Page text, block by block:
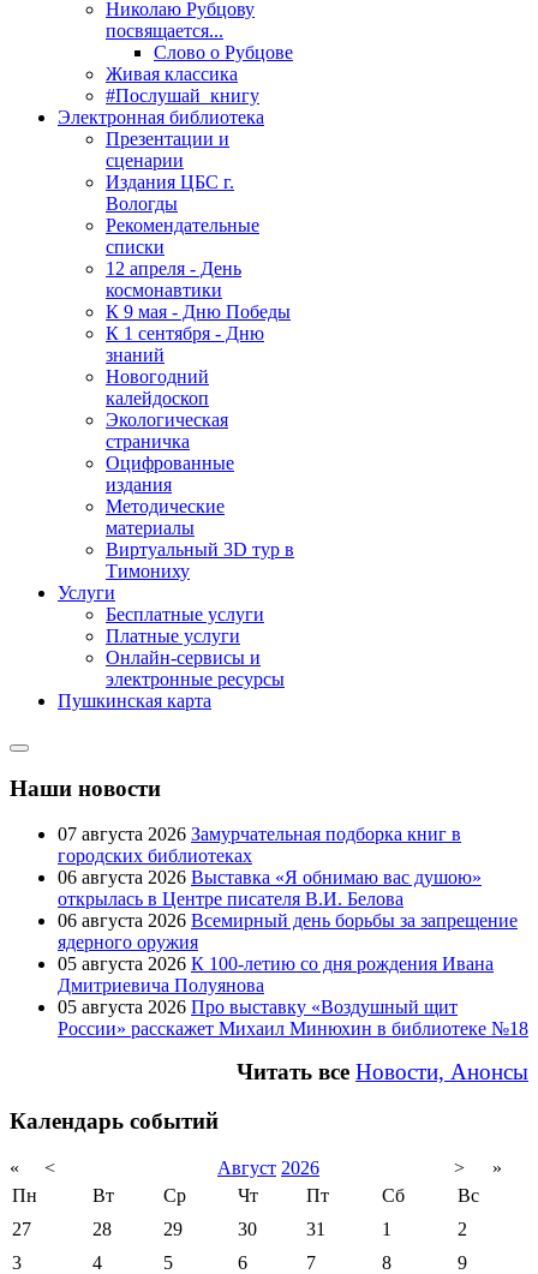
Николаю Рубцову
посвящается...
Слово о Рубцове
Живая классика
#Послушай_книгу
Электронная библиотека
Презентации и
сценарии
Издания ЦБС г.
Вологды
Рекомендательные
списки
12 апреля - День
космонавтики
К 9 мая - Дню Победы
К 1 сентября - Дню
знаний
Новогодний
калейдоскоп
Экологическая
страничка
Оцифрованные
издания
Методические
материалы
Виртуальный 3D тур в
Тимониху
Услуги
Бесплатные услуги
Платные услуги
Онлайн-сервисы и
электронные ресурсы
Пушкинская карта
Наши новости
07 августа 2026 Замурчательная подборка книг в
городских библиотеках
06 августа 2026 Выставка «Я обнимаю вас душою»
открылась в Центре писателя В.И. Белова
06 августа 2026 Всемирный день борьбы за запрещение
ядерного оружия
05 августа 2026 К 100-летию со дня рождения Ивана
Дмитриевича Полуянова
05 августа 2026 Про выставку «Воздушный щит
России» расскажет Михаил Минюхин в библиотеке №18
Читать все Новости, Анонсы
Календарь событий
« < Август 2026 >
»
Пн
Вт Ср Чт Пт Сб
Вс
27
28 29 30 31 1
2
3
4 5 6 7 8
9